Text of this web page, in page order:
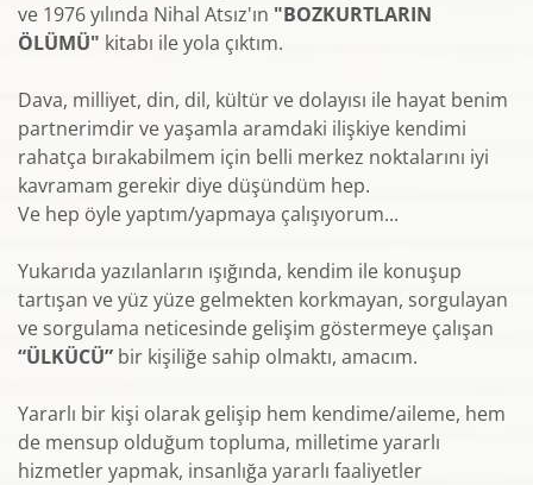
ve 1976 yılında Nihal Atsız'ın "BOZKURTLARIN
ÖLÜMÜ" kitabı ile yola çıktım.
Dava, milliyet, din, dil, kültür ve dolayısı ile hayat benim
partnerimdir ve yaşamla aramdaki ilişkiye kendimi
rahatça bırakabilmem için belli merkez noktalarını iyi
kavramam gerekir diye düşündüm hep.
Ve hep öyle yaptım/yapmaya çalışıyorum...
Yukarıda yazılanların ışığında, kendim ile konuşup
tartışan ve yüz yüze gelmekten korkmayan, sorgulayan
ve sorgulama neticesinde gelişim göstermeye çalışan
“ÜLKÜCÜ” bir kişiliğe sahip olmaktı, amacım.
Yararlı bir kişi olarak gelişip hem kendime/aileme, hem
de mensup olduğum topluma, milletime yararlı
hizmetler yapmak, insanlığa yararlı faaliyetler